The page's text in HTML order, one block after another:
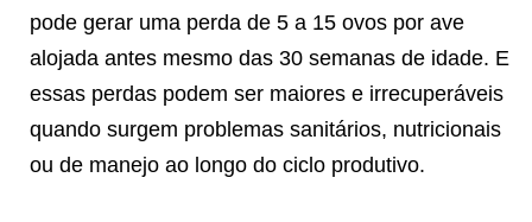
pode gerar uma perda de 5 a 15 ovos por ave
alojada antes mesmo das 30 semanas de idade. E
essas perdas podem ser maiores e irrecuperáveis
quando surgem problemas sanitários, nutricionais
ou de manejo ao longo do ciclo produtivo.